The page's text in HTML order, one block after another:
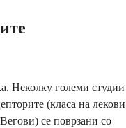
Неколку големи студии
(класа на лекови
се поврзани со